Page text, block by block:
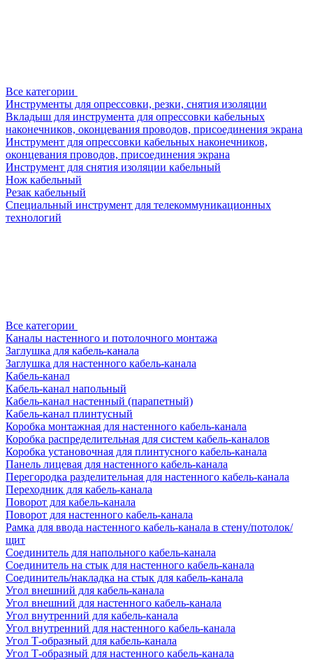
Все категории
Инструменты для опрессовки, резки, снятия изоляции
Вкладыш для инструмента для опрессовки кабельных
наконечников, оконцевания проводов, присоединения экрана
Инструмент для опрессовки кабельных наконечников,
оконцевания проводов, присоединения экрана
Инструмент для снятия изоляции кабельный
Нож кабельный
Резак кабельный
Специальный инструмент для телекоммуникационных
технологий
Все категории
Каналы настенного и потолочного монтажа
Заглушка для кабель-канала
Заглушка для настенного кабель-канала
Кабель-канал
Кабель-канал напольный
Кабель-канал настенный (парапетный)
Кабель-канал плинтусный
Коробка монтажная для настенного кабель-канала
Коробка распределительная для систем кабель-каналов
Коробка установочная для плинтусного кабель-канала
Панель лицевая для настенного кабель-канала
Перегородка разделительная для настенного кабель-канала
Переходник для кабель-канала
Поворот для кабель-канала
Поворот для настенного кабель-канала
Рамка для ввода настенного кабель-канала в стену/потолок/
щит
Соединитель для напольного кабель-канала
Соединитель на стык для настенного кабель-канала
Соединитель/накладка на стык для кабель-канала
Угол внешний для кабель-канала
Угол внешний для настенного кабель-канала
Угол внутренний для кабель-канала
Угол внутренний для настенного кабель-канала
Угол Т-образный для кабель-канала
Угол Т-образный для настенного кабель-канала